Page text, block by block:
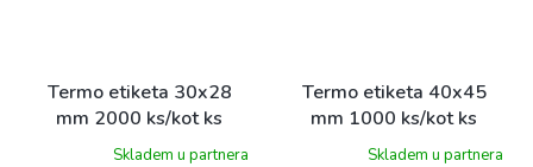
Termo etiketa 30x28
mm 2000 ks/kot ks
Skladem u partnera
Termo etiketa 40x45
mm 1000 ks/kot ks
Skladem u partnera